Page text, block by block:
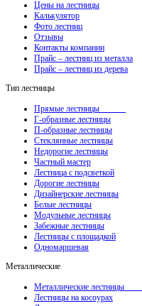
Цены на лестницы
Калькулятор
Фото лестниц
Отзывы
Контакты компании
Прайс – лестниц из металла
Прайс – лестниц из дерева
Тип лестницы
Прямые лестницы
Г-образные лестницы
П-образные лестницы
Стеклянные лестницы
Недорогие лестницы
Частный мастер
Лестница с подсветкой
Дорогие лестницы
Дизайнерские лестницы
Белые лестницы
Модульные лестницы
Забежные лестницы
Лестницы с площадкой
Одномаршевая
Металлические
Металлические лестницы
Лестницы на косоурах